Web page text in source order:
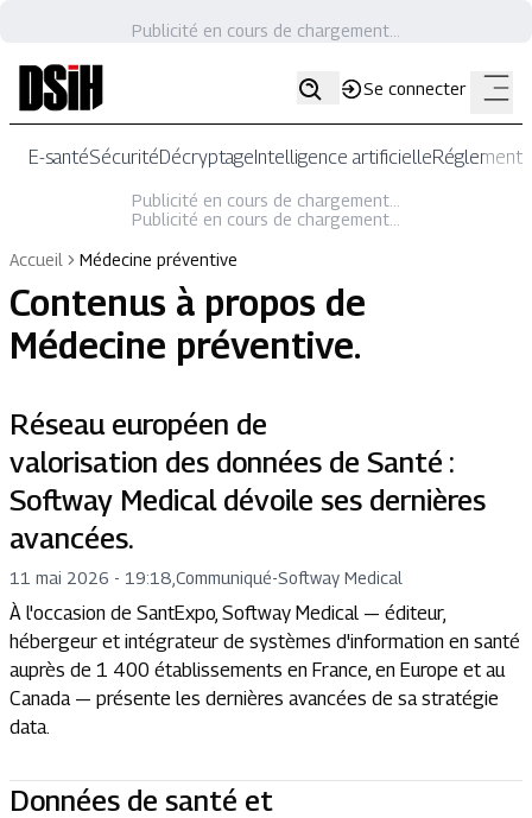
Publicité en cours de chargement...
Se connecter
E-santéSécuritéDécryptageIntelligence artificielle
Publicité en cours de chargement...
Publicité en cours de chargement...
Accueil
Médecine préventive
Contenus à propos de
Médecine préventive.
Réseau européen de
valorisation des données de Santé :
Softway Medical dévoile ses dernières
avancées.
11 mai 2026 - 19:18 Communiqué-Softway Medical
À l'occasion de SantExpo, Softway Medical — éditeur,
hébergeur et intégrateur de systèmes d'information en santé
auprès de 1 400 établissements en France, en Europe et au
Canada — présente les dernières avancées de sa stratégie
data.
Données de santé et